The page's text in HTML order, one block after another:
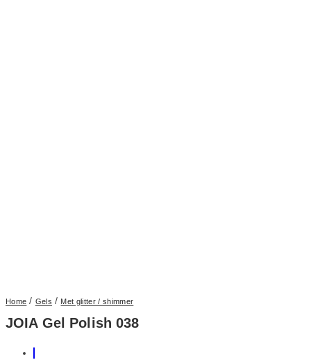
Home / Gels / Met glitter / shimmer
JOIA Gel Polish 038